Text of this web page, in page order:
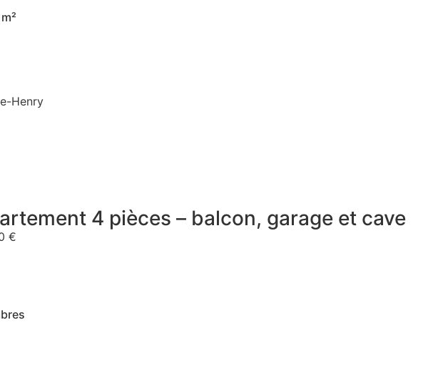
Henry
4 pièces – balcon, garage et cave
€